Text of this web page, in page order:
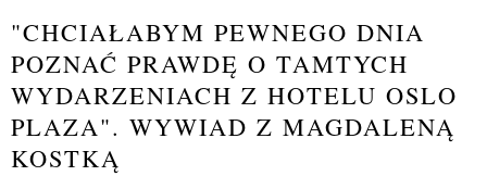
"CHCIAŁABYM PEWNEGO DNIA
POZNAĆ PRAWDĘ O TAMTYCH
WYDARZENIACH Z HOTELU OSLO
PLAZA". WYWIAD Z MAGDALENĄ
KOSTKĄ